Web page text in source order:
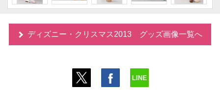
ディズニー・クリスマス2013 グッズ画像一覧へ